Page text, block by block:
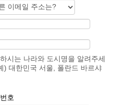
시는 나라와 도시명을 알려주세
) 대한민국 서울, 폴란드 바르샤
호